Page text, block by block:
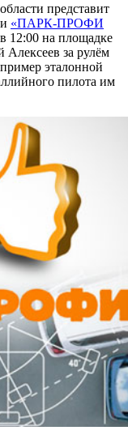
представит
«ПАРК-ПРОФИ
12:00 на площадке
за рулём
эталонной
пилота им